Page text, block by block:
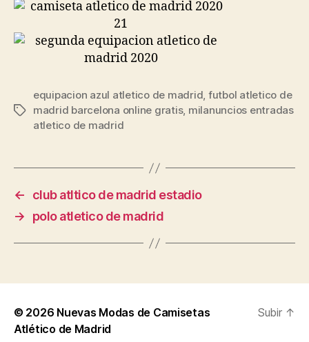
Etiquetas
equipacion azul atletico de madrid, futbol atletico de
madrid barcelona online gratis, milanuncios entradas
atletico de madrid
←
club atltico de madrid estadio
→
polo atletico de madrid
© 2026 Nuevas Modas de Camisetas
Atlético de Madrid
Subir ↑